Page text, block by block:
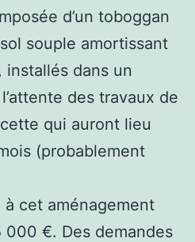
d’un toboggan
souple amortissant
dans un
des travaux de
qui auront lieu
(probablement
cet aménagement
000 €. Des demandes